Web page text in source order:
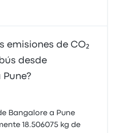
emisiones de CO₂
desde
Bangalore a Pune
18.506075 kg de